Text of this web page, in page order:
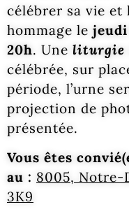
célébrer sa vie
hommage le jeudi
20h. Une liturgie
célébrée, sur
période, l’urne
projection de
présentée.
Vous êtes
au : 8005, Notre-
3K9